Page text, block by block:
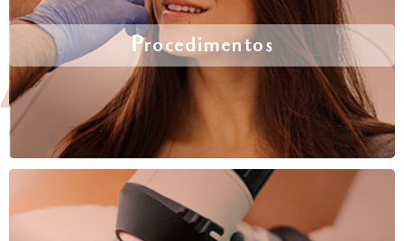
Procedimentos